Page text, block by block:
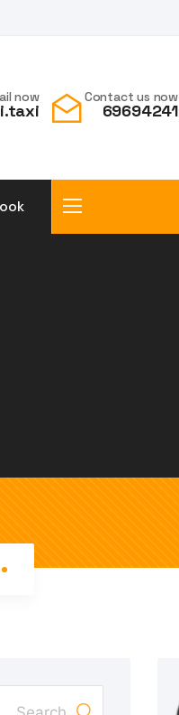
Contact us now
69694241
now